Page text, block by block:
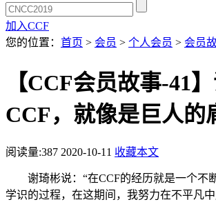
加入CCF
您的位置： 首页 > 会员 > 个人会员 > 会员
【CCF会员故事-41】
CCF，就像是巨人的
阅读量:387 2020-10-11 收藏本文
谢琦彬说： “在CCF的经历就是一个不
学识的过程，在这期间，我努力在不平凡